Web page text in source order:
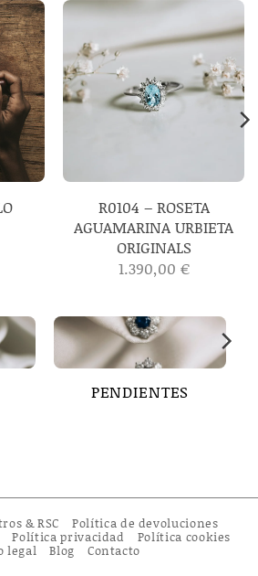
R0104 – ROSETA
AGUAMARINA URBIETA
ORIGINALS
1.390,00 €
PENDIENTES
& RSC
Política de devoluciones
Política privacidad
Política cookies
legal
Blog Contacto